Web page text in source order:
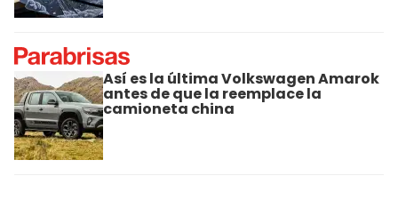
Así es la última Volkswagen Amarok
antes de que la reemplace la
camioneta china